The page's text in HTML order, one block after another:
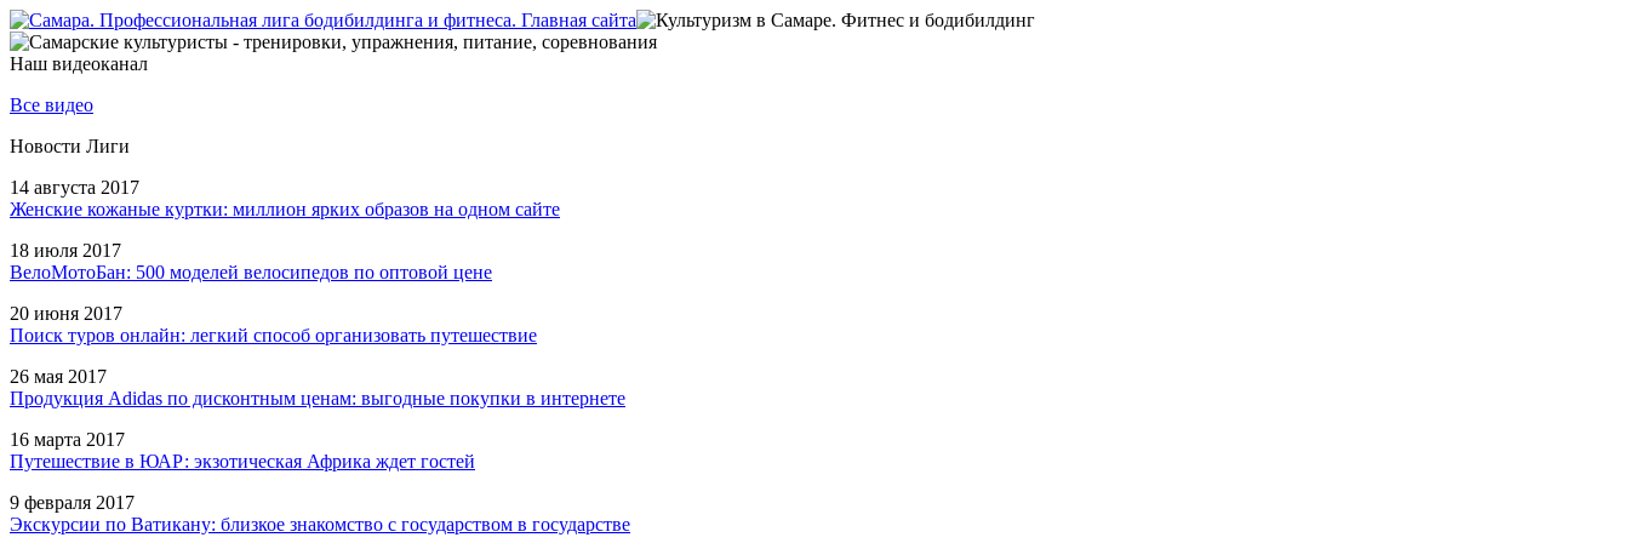
Наш видеоканал
Все видео
Новости Лиги
14 августа 2017
Женские кожаные куртки: миллион ярких образов на одном сайте
18 июля 2017
ВелоМотоБан: 500 моделей велосипедов по оптовой цене
20 июня 2017
Поиск туров онлайн: легкий способ организовать путешествие
26 мая 2017
Продукция Adidas по дисконтным ценам: выгодные покупки в интернете
16 марта 2017
Путешествие в ЮАР: экзотическая Африка ждет гостей
9 февраля 2017
Экскурсии по Ватикану: близкое знакомство с государством в государстве